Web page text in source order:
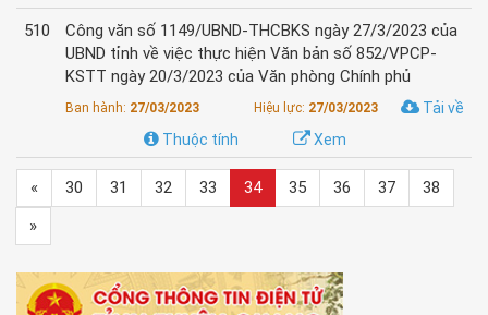
510
Công văn số 1149/UBND-THCBKS ngày 27/3/2023 của
UBND tỉnh về việc thực hiện Văn bản số 852/VPCP-
KSTT ngày 20/3/2023 của Văn phòng Chính phủ
Ban hành: 27/03/2023 Hiệu lực: 27/03/2023
Tải về
Xem
Thuộc tính
« 30 31 32 33 34 35 36 37
38
»